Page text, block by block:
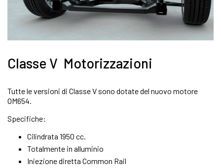
Classe V Motorizzazioni
Tutte le versioni di Classe V sono dotate del nuovo motore
OM654.
Specifiche:
Cilindrata 1950 cc.
Totalmente in alluminio
Iniezione diretta Common Rail